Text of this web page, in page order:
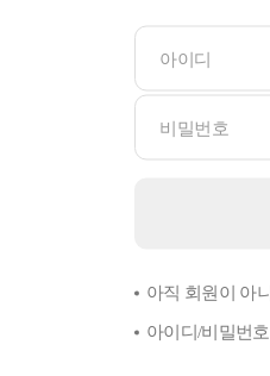
아직 회원이 아
아이디/비밀번